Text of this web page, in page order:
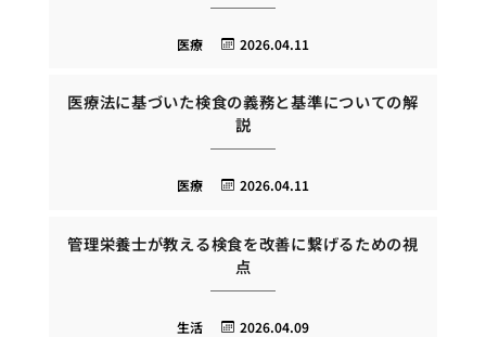
2026.04.11
医療
医療法に基づいた検食の義務と基準についての解
説
2026.04.11
医療
管理栄養士が教える検食を改善に繋げるための視
点
2026.04.09
生活